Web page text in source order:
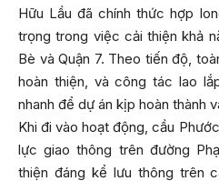
Hữu Lầu đã chính thức hợp
trọng trong việc cải thiện khả
Bè và Quận 7. Theo tiến độ,
hoàn thiện, và công tác lao
nhanh để dự án kịp hoàn thành
Khi đi vào hoạt động, cầu
lực giao thông trên đường
thiện đáng kể lưu thông trên